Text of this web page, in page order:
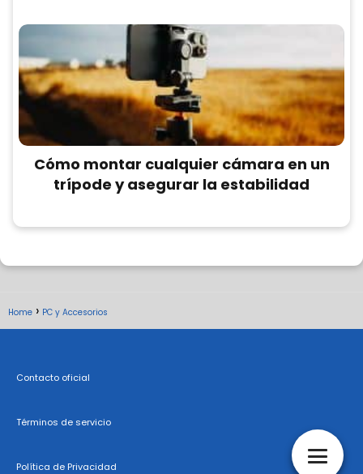
Cómo montar cualquier cámara en un
trípode y asegurar la estabilidad
Home PC y Accesorios
Contacto oficial
Términos de servicio
Política de Privacidad